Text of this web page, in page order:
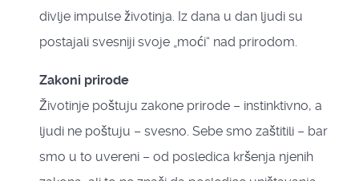
divlje impulse životinja. Iz dana u dan ljudi su
postajali svesniji svoje „moći“ nad prirodom.
Zakoni prirode
Životinje poštuju zakone prirode – instinktivno, a
ljudi ne poštuju – svesno. Sebe smo zaštitili – bar
smo u to uvereni – od posledica kršenja njenih